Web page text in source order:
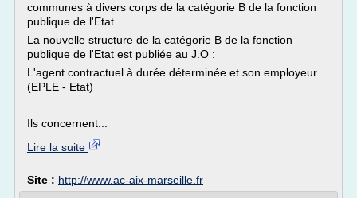
communes à divers corps de la catégorie B de la fonction
publique de l'Etat
La nouvelle structure de la catégorie B de la fonction
publique de l'Etat est publiée au J.O :
L'agent contractuel à durée déterminée et son employeur
(EPLE - Etat)
Ils concernent...
Lire la suite
Site : http://www.ac-aix-marseille.fr